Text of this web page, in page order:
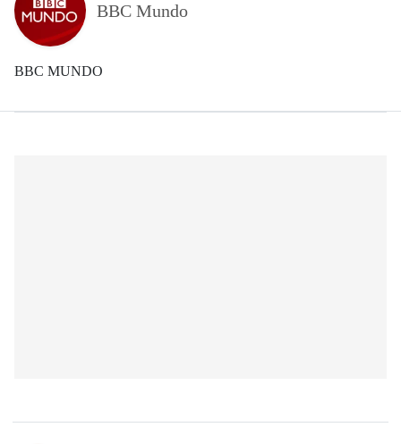
BBC Mundo
BBC MUNDO